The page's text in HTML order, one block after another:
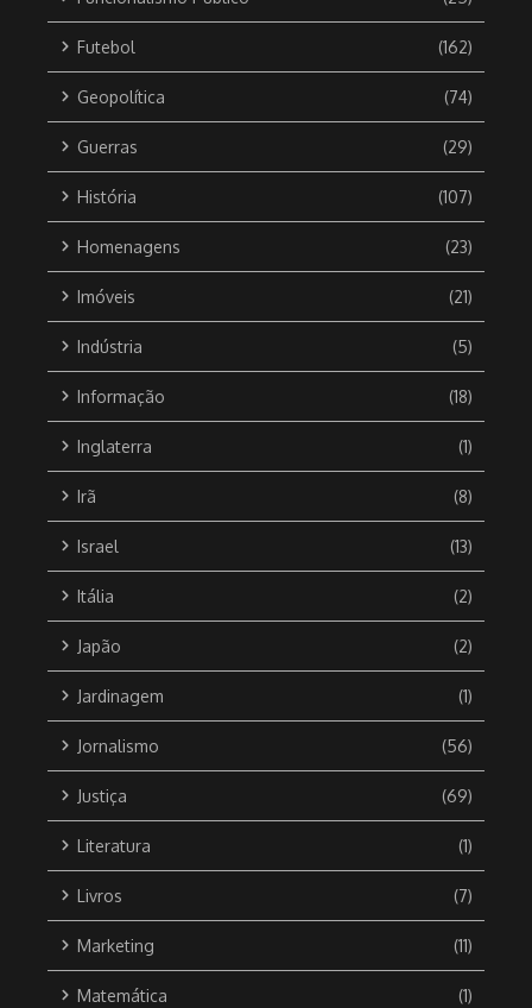
Futebol (162)
Geopolítica (74)
Guerras (29)
História (107)
Homenagens (23)
Imóveis (21)
Indústria (5)
Informação (18)
Inglaterra (1)
Irã (8)
Israel (13)
Itália (2)
Japão (2)
Jardinagem (1)
Jornalismo (56)
Justiça (69)
Literatura (1)
Livros (7)
Marketing (11)
Matemática (1)